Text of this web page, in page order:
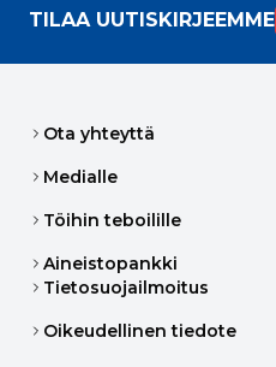
TILAA UUTISKIRJEEMME
Ota yhteyttä
Medialle
Töihin teboilille
Aineistopankki
Tietosuojailmoitus
Oikeudellinen tiedote